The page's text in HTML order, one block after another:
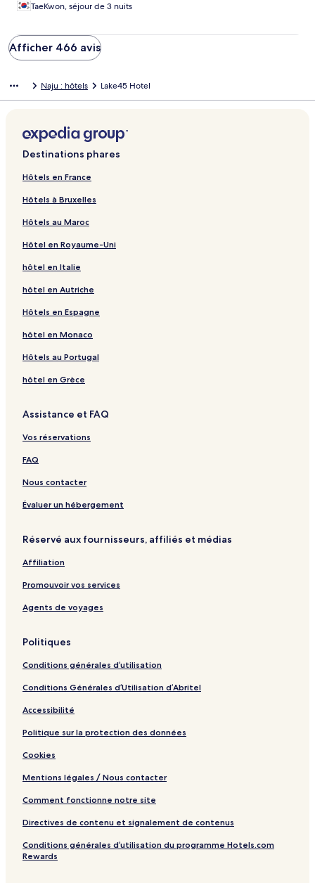
TaeKwon, séjour de 3 nuits
Afficher 466 avis
Naju : hôtels Lake45 Hotel
Destinations phares
Hôtels en France
Hôtels à Bruxelles
Hôtels au Maroc
Hôtel en Royaume-Uni
hôtel en Italie
hôtel en Autriche
Hôtels en Espagne
hôtel en Monaco
Hôtels au Portugal
hôtel en Grèce
Assistance et FAQ
Vos réservations
FAQ
Nous contacter
Évaluer un hébergement
Réservé aux fournisseurs, affiliés et médias
Affiliation
Promouvoir vos services
Agents de voyages
Politiques
Conditions générales d’utilisation
Conditions Générales d’Utilisation d’Abritel
Accessibilité
Politique sur la protection des données
Cookies
Mentions légales / Nous contacter
Comment fonctionne notre site
Directives de contenu et signalement de contenus
Conditions générales d’utilisation du programme Hotels.com
Rewards